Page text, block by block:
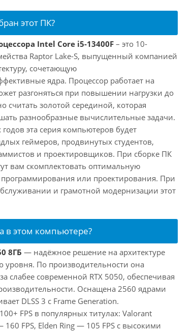
этот ПК?
Intel Core i5-13400F – это 10-
Raptor Lake-S, выпущенный компанией
сочетающую
ядра. Процессор работает на
разгоняться при повышении нагрузки до
золотой серединой, которая
разнообразные вычислительные задачи.
эта серия компьютеров будет
геймеров, продвинутых студентов,
и проектировщиков. При сборке ПК
вам скомплектовать оптимальную
или проектирования. При
и грамотной модернизации этот
в этом компьютере?
8ГБ — надёжное решение на архитектуре
уровня. По производительности она
слабее современной RTX 5050, обеспечивая
Оснащена 2560 ядрами
DLSS 3 с Frame Generation.
FPS в популярных титулах: Valorant
160 FPS, Elden Ring — 105 FPS с высокими